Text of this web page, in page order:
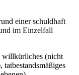
einer schuldhaft
im Einzelfall
willkürliches (nicht